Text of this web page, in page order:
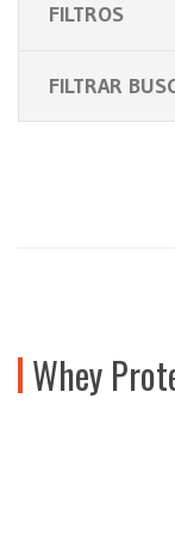
FILTROS
FILTRAR
Whey